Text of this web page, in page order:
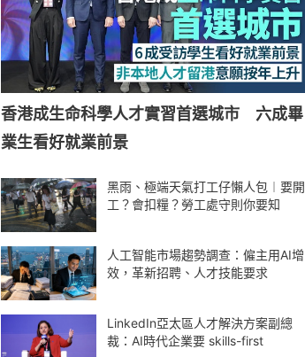
香港成生命科學人才實習首選城市 六成畢
業生看好就業前景
黑雨、極端天氣打工仔懶人包︱要開
工？會扣糧？勞工處守則你要知
人工智能市場趨勢調查：僱主用AI增
效，革新招聘、人才技能要求
LinkedIn亞太區人才解決方案副總
裁：AI時代企業要 skills-first